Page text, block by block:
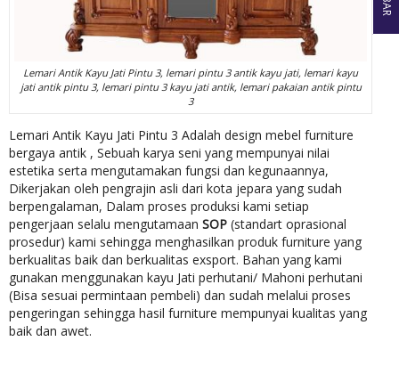
Lemari Antik Kayu Jati Pintu 3, lemari pintu 3 antik kayu jati, lemari kayu
jati antik pintu 3, lemari pintu 3 kayu jati antik, lemari pakaian antik pintu
3
Lemari Antik Kayu Jati Pintu 3 Adalah design mebel furniture
bergaya antik , Sebuah karya seni yang mempunyai nilai
estetika serta mengutamakan fungsi dan kegunaannya,
Dikerjakan oleh pengrajin asli dari kota jepara yang sudah
berpengalaman, Dalam proses produksi kami setiap
pengerjaan selalu mengutamaan SOP (standart oprasional
prosedur) kami sehingga menghasilkan produk furniture yang
berkualitas baik dan berkualitas exsport. Bahan yang kami
gunakan menggunakan kayu Jati perhutani/ Mahoni perhutani
(Bisa sesuai permintaan pembeli) dan sudah melalui proses
pengeringan sehingga hasil furniture mempunyai kualitas yang
baik dan awet.